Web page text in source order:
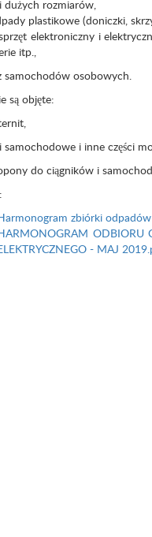
dużych rozmiarów,
plastikowe (doniczki,
elektroniczny i
itp.,
samochodów osobowych.
są objęte:
samochodowe i inne części
do ciągników i
zbiórki
ODBIORU
- MAJ